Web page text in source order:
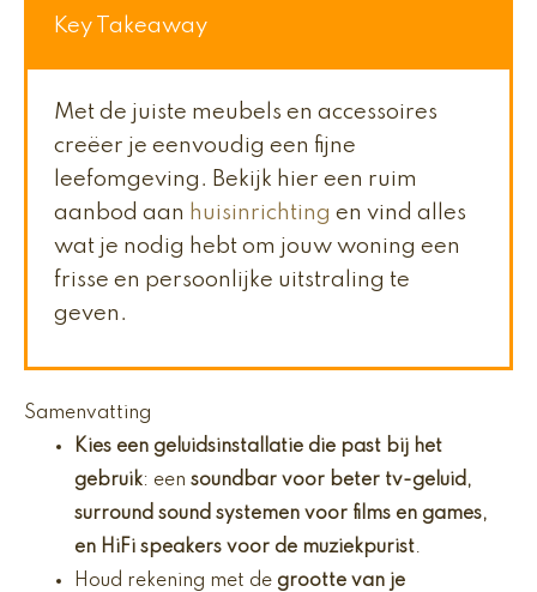
Key Takeaway
Met de juiste meubels en accessoires
creëer je eenvoudig een fijne
leefomgeving. Bekijk hier een ruim
aanbod aan huisinrichting en vind alles
wat je nodig hebt om jouw woning een
frisse en persoonlijke uitstraling te
geven.
Samenvatting
Kies een geluidsinstallatie die past bij het
gebruik: een soundbar voor beter tv-geluid,
surround sound systemen voor films en games,
en HiFi speakers voor de muziekpurist.
Houd rekening met de grootte van je